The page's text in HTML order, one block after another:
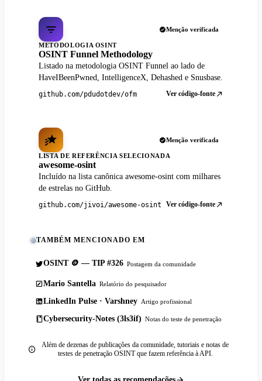
Menção verificada
METODOLOGIA OSINT
OSINT Funnel Methodology
Listado na metodologia OSINT Funnel ao lado de
HaveIBeenPwned, IntelligenceX, Dehashed e Snusbase.
github.com/pdudotdev/ofm Ver código-fonte
Menção verificada
LISTA DE REFERÊNCIA SELECIONADA
awesome-osint
Incluído na lista canônica awesome-osint com milhares
de estrelas no GitHub.
github.com/jivoi/awesome-osint Ver código-fonte
TAMBÉM MENCIONADO EM
OSINT 🪙 — TIP #326 Postagem da comunidade
Mario Santella Relatório do pesquisador
LinkedIn Pulse · Varshney Artigo profissional
Cybersecurity-Notes (3ls3if) Notas do teste de penetração
Além de dezenas de publicações da comunidade, tutoriais e notas de
testes de penetração OSINT que fazem referência à API.